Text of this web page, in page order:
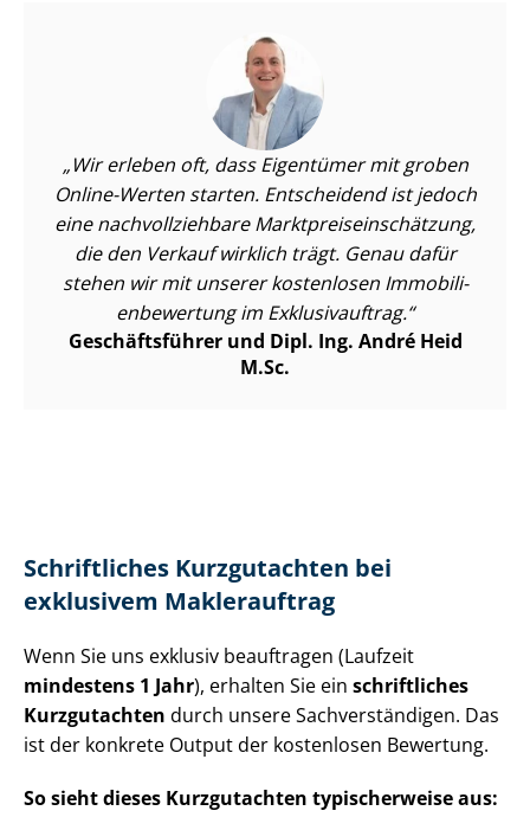
Wir erleben oft, dass Eigentümer mit groben
Online-Werten starten. Entscheidend ist jedoch
eine nach­voll­zieh­ba­re Markt­preis­ein­schät­zung,
die den Verkauf wirklich trägt. Genau dafür
stehen wir mit unserer kostenlosen Im­mo­bi­li­
en­be­wer­tung im Exklusivauftrag.
Geschäftsführer und Dipl. Ing. André Heid
M.Sc.
Schriftliches Kurzgutachten bei
exklusivem Maklerauftrag
Wenn Sie uns exklusiv beauftragen (Laufzeit
mindestens 1 Jahr), erhalten Sie ein schriftliches
Kurzgutachten durch unsere Sach­ver­stän­di­gen. Das
ist der konkrete Output der kostenlosen Bewertung.
So sieht dieses Kurzgutachten typischerweise aus: